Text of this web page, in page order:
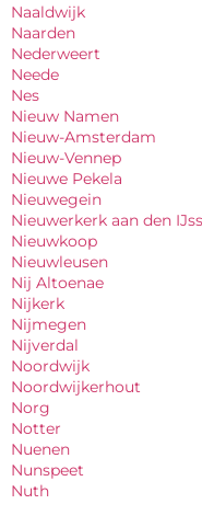
Naaldwijk
Naarden
Nederweert
Neede
Nes
Nieuw Namen
Nieuw-Amsterdam
Nieuw-Vennep
Nieuwe Pekela
Nieuwegein
Nieuwerkerk aan den
Nieuwkoop
Nieuwleusen
Nij Altoenae
Nijkerk
Nijmegen
Nijverdal
Noordwijk
Noordwijkerhout
Norg
Notter
Nuenen
Nunspeet
Nuth